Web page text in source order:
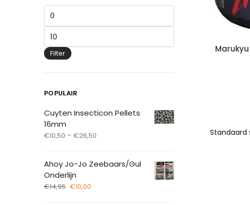
Filter
POPULAIR
Cuyten Insecticon Pellets
16mm
€10,50 - €26,50
Ahoy Jo-Jo Zeebaars/Gul
Onderlijn
€14,95 €10,00